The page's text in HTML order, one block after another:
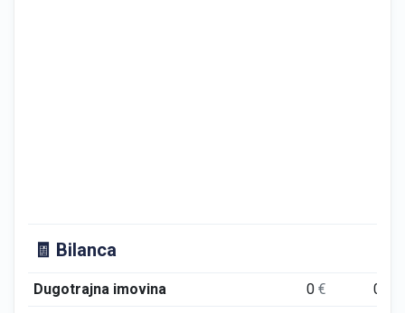
🧾 Bilanca
Dugotrajna imovina 0€ 0